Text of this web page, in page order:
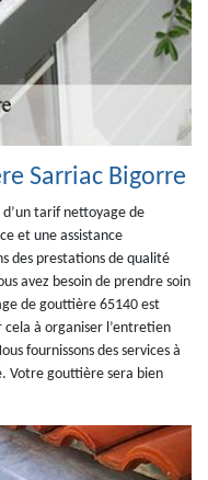
Sarriac Bigorre
d’un tarif nettoyage de
et une assistance
des prestations de qualité
avez besoin de prendre soin
de gouttière 65140 est
cela à organiser l’entretien
fournissons des services à
Votre gouttière sera bien